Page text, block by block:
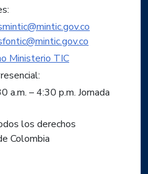
Ministerio TIC
a.m. – 4:30 p.m. Jornada
los derechos
Colombia